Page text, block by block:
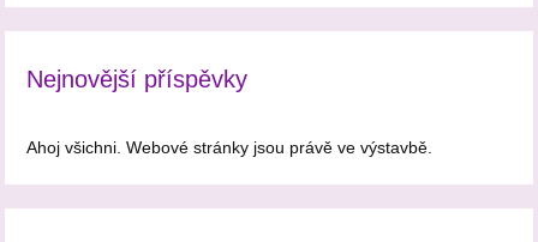
Nejnovější příspěvky
Ahoj všichni. Webové stránky jsou právě ve výstavbě.